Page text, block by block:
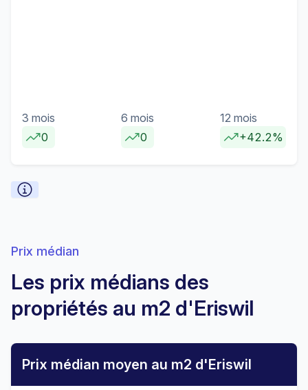
3 mois
0
6 mois
0
12 mois
+42.2%
Prix médian
Les prix médians des
propriétés au m2 d'Eriswil
Prix médian moyen au m2 d'Eriswil